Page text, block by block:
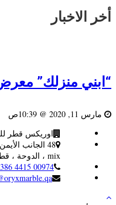
أخر الاخبار
“ابني منزلك” معرض 2-4 مارس
مارس 11, 2020 @ 10:39ص
اوريكس قطر
mix ، الدوحة ، قطر
00974 4415 4386